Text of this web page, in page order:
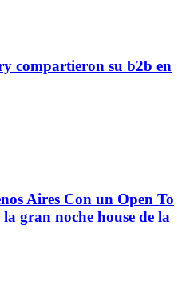
compartieron su b2b en
Aires Con un Open To
gran noche house de la